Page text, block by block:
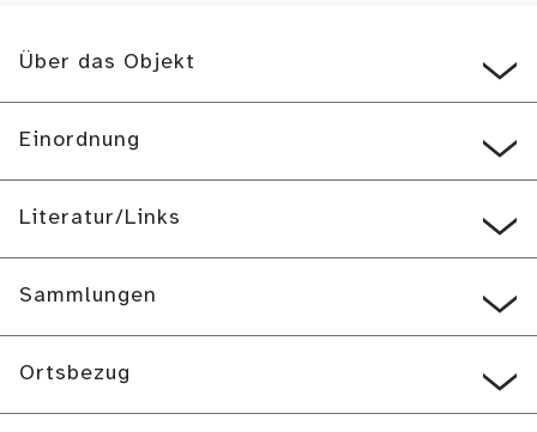
Über das Objekt
Einordnung
Literatur/Links
Sammlungen
Ortsbezug